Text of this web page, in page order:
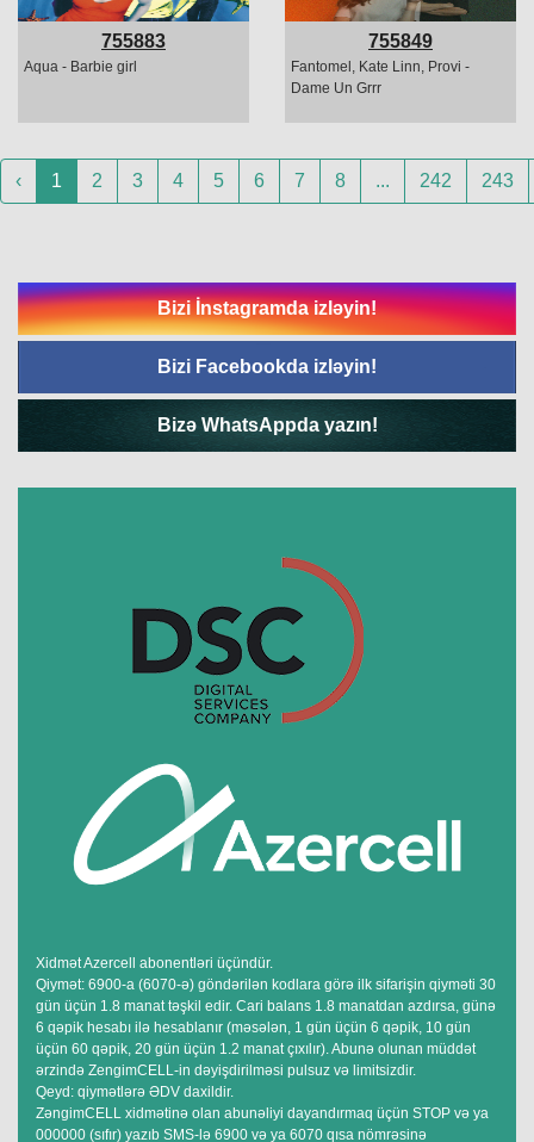
755883
Aqua - Barbie girl
755849
Fantomel, Kate Linn, Provi -
Dame Un Grrr
‹ 1 2 3 4 5 6 7 8 ... 242 243
Bizi İnstagramda izləyin!
Bizi Facebookda izləyin!
Bizə WhatsAppda yazın!
Xidmət Azercell abonentləri üçündür.
Qiymət: 6900-a (6070-ə) göndərilən kodlara görə ilk sifarişin qiyməti 30
gün üçün 1.8 manat təşkil edir. Cari balans 1.8 manatdan azdırsa, günə
6 qəpik hesabı ilə hesablanır (məsələn, 1 gün üçün 6 qəpik, 10 gün
üçün 60 qəpik, 20 gün üçün 1.2 manat çıxılır). Abunə olunan müddət
ərzində ZengimCELL-in dəyişdirilməsi pulsuz və limitsizdir.
Qeyd: qiymətlərə ƏDV daxildir.
ZəngimCELL xidmətinə olan abunəliyi dayandırmaq üçün STOP və ya
000000 (sıfır) yazıb SMS-lə 6900 və ya 6070 qısa nömrəsinə